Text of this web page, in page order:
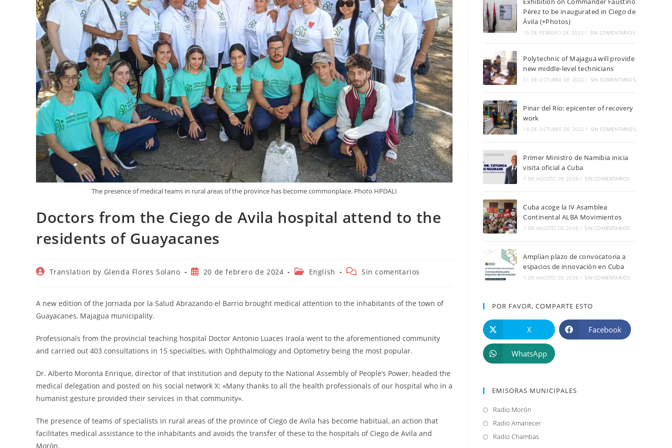
The presence of medical teams in rural areas of the province has become commonplace. Photo HPDALI
Doctors from the Ciego de Avila hospital attend to the
residents of Guayacanes
Autor
entrada:
Translation by Glenda Flores Solano
Publicación
entrada:
20 de febrero de 2024
Categoría
entrada:
English
Comentarios
entrada:
Sin comentarios
A new edition of the Jornada por la Salud Abrazando el Barrio brought medical attention to the inhabitants of the town of
Guayacanes, Majagua municipality.
Professionals from the provincial teaching hospital Doctor Antonio Luaces Iraola went to the aforementioned community
and carried out 403 consultations in 15 specialties, with Ophthalmology and Optometry being the most popular.
Dr. Alberto Moronta Enrique, director of that institution and deputy to the National Assembly of People’s Power, headed the
medical delegation and posted on his social network X: «Many thanks to all the health professionals of our hospital who in a
humanist gesture provided their services in that community».
The presence of teams of specialists in rural areas of the province of Ciego de Avila has become habitual, an action that
facilitates medical assistance to the inhabitants and avoids the transfer of these to the hospitals of Ciego de Avila and
Morón.
Pérez to be inaugurated in Ciego de
Ávila (+Photos)
15 DE FEBRERO DE 2023 / SIN COMENTARIOS
Polytechnic of Majagua will provide
new middle-level technicians
31 DE OCTUBRE DE 2022 / SIN COMENTARIOS
Pinar del Río: epicenter of recovery
work
14 DE OCTUBRE DE 2022 / SIN COMENTARIOS
Primer Ministro de Namibia inicia
visita oficial a Cuba
7 DE AGOSTO DE 2026 / SIN COMENTARIOS
Cuba acoge la IV Asamblea
Continental ALBA Movimientos
7 DE AGOSTO DE 2026 / SIN COMENTARIOS
Amplían plazo de convocatoria a
espacios de innovación en Cuba
7 DE AGOSTO DE 2026 / SIN COMENTARIOS
POR FAVOR, COMPARTE ESTO
X Facebook
WhatsApp
EMISORAS MUNICIPALES
Radio Morón
abre
en
Radio AmanecerSe
Radio ChambasSe